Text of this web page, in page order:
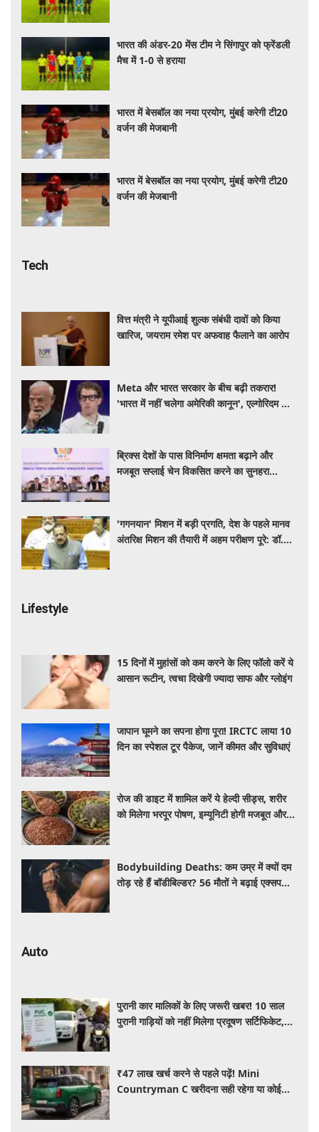
भारत की अंडर-20 मेंस टीम ने सिंगापुर को फ्रेंडली
मैच में 1-0 से हराया
भारत में बेसबॉल का नया प्रयोग, मुंबई करेगी टी20
वर्जन की मेजबानी
भारत में बेसबॉल का नया प्रयोग, मुंबई करेगी टी20
वर्जन की मेजबानी
Tech
वित्त मंत्री ने यूपीआई शुल्क संबंधी दावों को किया
खारिज, जयराम रमेश पर अफवाह फैलाने का आरोप
Meta और भारत सरकार के बीच बढ़ी तकरार!
'भारत में नहीं चलेगा अमेरिकी कानून', एल्गोरिदम को
ब्रिक्स देशों के पास विनिर्माण क्षमता बढ़ाने और
मजबूत सप्लाई चेन विकसित करने का सुनहरा
'गगनयान' मिशन में बड़ी प्रगति, देश के पहले मानव
अंतरिक्ष मिशन की तैयारी में अहम परीक्षण पूरे: डॉ.
Lifestyle
15 दिनों में मुहांसों को कम करने के लिए फॉलो करें ये
आसान रूटीन, त्वचा दिखेगी ज्यादा साफ और ग्लोइंग
जापान घूमने का सपना होगा पूरा! IRCTC लाया 10
दिन का स्पेशल टूर पैकेज, जानें कीमत और सुविधाएं
रोज की डाइट में शामिल करें ये हेल्दी सीड्स, शरीर
को मिलेगा भरपूर पोषण, इम्यूनिटी होगी मजबूत और
Bodybuilding Deaths: कम उम्र में क्यों दम
तोड़ रहे हैं बॉडीबिल्डर? 56 मौतों ने बढ़ाई एक्सपर्ट्स
Auto
पुरानी कार मालिकों के लिए जरूरी खबर! 10 साल
पुरानी गाड़ियों को नहीं मिलेगा प्रदूषण सर्टिफिकेट,
₹47 लाख खर्च करने से पहले पढ़ें! Mini
Countryman C खरीदना सही रहेगा या कोई